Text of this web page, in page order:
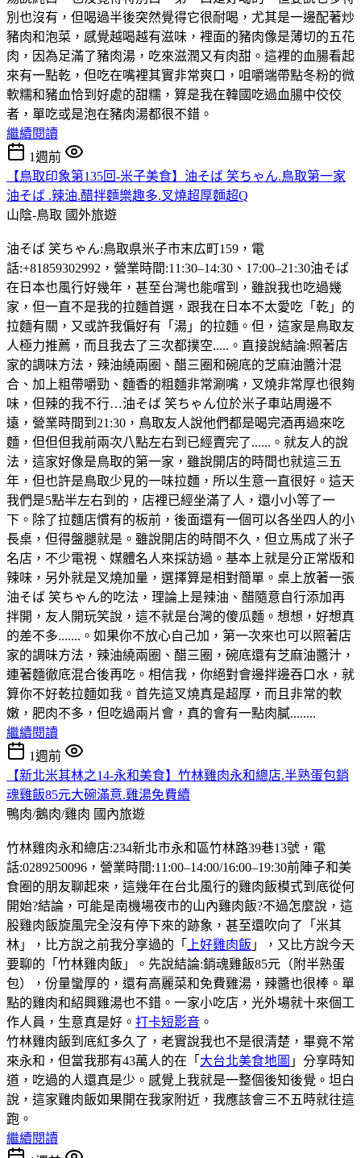
別也沒有，但喝過半後突然覺得它很耐喝，尤其是一邊配著炒
豬肉和泡菜，感覺越喝越有滋味，裡面的豬肉像是薄切的五花
肉，因為足滿了豬肉湯，吃來滋潤又有肉甜。這裡的血腸看起
來有一點乾，但吃在嘴裡其實非常爽口，咀嚼端帶點冬粉的微
軟糯和豬血恰到好處的甜糯，算是我在韓國吃過血腸中佼佼
者，單吃或是泡在豬肉湯都很不錯。
繼續閱讀
1週前
【鳥取印象第135回-米子美食】油そば 笑ちゃん.鳥取第一家
油そば .辣油.醋拌麵樂趣多.叉燒超厚麵超Q
山陰-鳥取 國外旅遊
油そば 笑ちゃん:鳥取県米子市末広町159，電
話:+81859302992，營業時間:11:30–14:30、17:00–21:30油そば
在日本也風行好幾年，甚至台灣也能嚐到，雖說我也吃過幾
家，但一直不是我的拉麵首選，跟我在日本不太愛吃「乾」的
拉麵有關，又或許我偏好有「湯」的拉麵。但，這家是鳥取友
人極力推薦，而且我去了三次都撲空.....。直接說結論:照著店
家的調味方法，辣油繞兩圈、醋三圈和碗底的芝麻油醬汁混
合、加上粗帶嚼勁、麵香的粗麵非常涮嘴，叉燒非常厚也很夠
味，但辣的我不行…油そば 笑ちゃん位於米子車站周邊不
遠，營業時間到21:30，鳥取友人說他們都是喝完酒再過來吃
麵，但但但我前兩次八點左右到已經賣完了......。就友人的說
法，這家好像是鳥取的第一家，雖說開店的時間也就這三五
年，但也許是鳥取少見的一味拉麵，所以生意一直很好。這天
我們是5點半左右到的，店裡已經坐滿了人，還小小等了一
下。除了拉麵店慣有的板前，後面還有一個可以各坐四人的小
長桌，但得盤腿就是。雖說開店的時間不久，但立馬成了米子
名店，不少電視、媒體名人來採訪過。基本上就是分正常版和
辣味，另外就是叉燒加量，選擇算是相對簡單。桌上放著一張
油そば 笑ちゃん的吃法，理論上是辣油、醋隨意自行添加再
拌開，友人開玩笑說，這不就是台灣的傻瓜麵。想想，好想真
的差不多.......。如果你不放心自己加，第一次來也可以照著店
家的調味方法，辣油繞兩圈、醋三圈，碗底還有芝麻油醬汁，
連著麵徹底混合後再吃。相信我，你絕對會邊拌邊吞口水，就
算你不好乾拉麵如我。首先這叉燒真是超厚，而且非常的軟
嫩，肥肉不多，但吃過兩片會，真的會有一點肉膩........
繼續閱讀
1週前
【新北米其林之14-永和美食】竹林雞肉永和總店.半熟蛋包銷
魂雞飯85元大碗滿意.雞湯免費續
鴨肉/鵝肉/雞肉 國內旅遊
竹林雞肉永和總店:234新北市永和區竹林路39巷13號，電
話:0289250096，營業時間:11:00–14:00/16:00–19:30前陣子和美
食圈的朋友聊起來，這幾年在台北風行的雞肉飯模式到底從何
開始?結論，可能是南機場夜市的山內雞肉飯?不過怎麼說，這
股雞肉飯旋風完全沒有停下來的跡象，甚至還吹向了「米其
林」，比方說之前我分享過的「
上好雞肉飯 」，又比方說今天
要聊的「竹林雞肉飯」。先說結論:銷魂雞飯85元（附半熟蛋
包），份量蠻厚的，還有高麗菜和免費雞湯，辣醬也很棒。單
點的雞肉和紹興雞湯也不錯。一家小吃店，光外場就十來個工
作人員，生意真是好。 打卡短影音 。
竹林雞肉飯到底紅多久了，老實說我也不是很清楚，畢竟不常
來永和，但當我那有43萬人的在「 大台北美食地圖 」分享時知
道，吃過的人還真是少。感覺上我就是一整個後知後覺。坦白
說，這家雞肉飯如果開在我家附近，我應該會三不五時就往這
跑。
繼續閱讀